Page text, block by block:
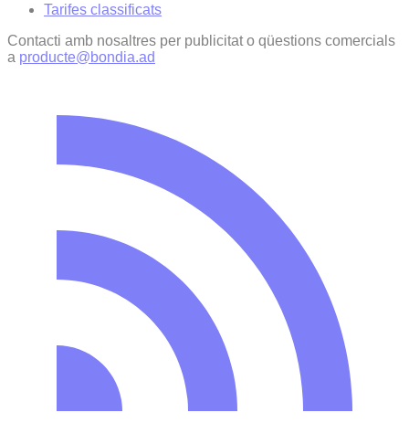
Tarifes classificats
Contacti amb nosaltres per publicitat o qüestions comercials
a producte@bondia.ad